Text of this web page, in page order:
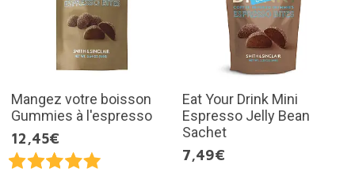
Mangez votre boisson
Gummies à l'espresso
12,45€
Eat Your Drink Mini
Espresso Jelly Bean
Sachet
7,49€